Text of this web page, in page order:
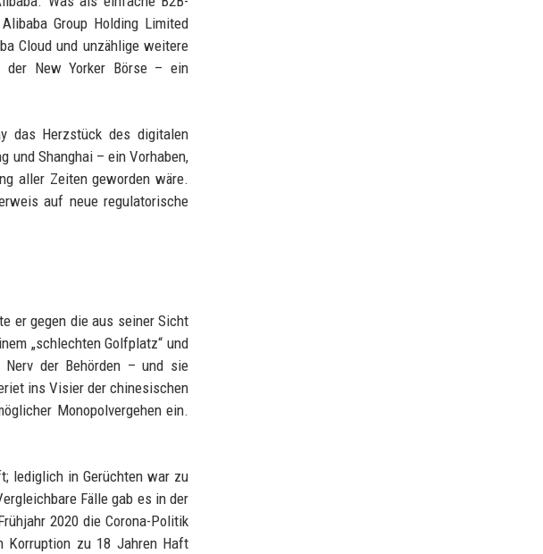
Group Holding Limited
Cloud und unzählige weitere
der New Yorker Börse – ein
das Herzstück des digitalen
und Shanghai – ein Vorhaben,
aller Zeiten geworden wäre.
auf neue regulatorische
er gegen die aus seiner Sicht
„schlechten Golfplatz“ und
der Behörden – und sie
ins Visier der chinesischen
Monopolvergehen ein.
lediglich in Gerüchten war zu
Fälle gab es in der
2020 die Corona-Politik
Korruption zu 18 Jahren Haft